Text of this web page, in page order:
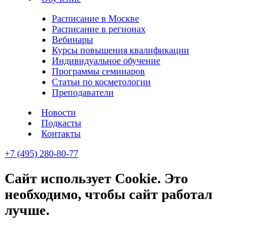
Расписание в Москве
Расписание в регионах
Вебинары
Курсы повышения квалификации
Индивидуальное обучение
Программы семинаров
Статьи по косметологии
Преподаватели
Новости
Подкасты
Контакты
+7 (495) 280-80-77
Сайт использует Cookie. Это
необходимо, чтобы сайт работал
лучше.